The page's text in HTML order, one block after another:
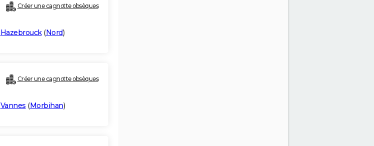
Créer une cagnotte obsèques
Hazebrouck(Nord)
Créer une cagnotte obsèques
Vannes (Morbihan)